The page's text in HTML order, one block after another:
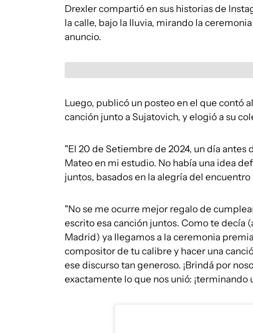
Drexler compartió en sus historias de
la calle, bajo la lluvia, mirando la
anuncio.
Luego, publicó un posteo en el que contó
canción junto a Sujatovich, y elogió a su
"El 20 de Setiembre de 2024, un día
Mateo en mi estudio. No había una idea
juntos, basados en la alegría del
"No se me ocurre mejor regalo de
escrito esa canción juntos. Como te decía
Madrid) ya llegamos a la ceremonia
compositor de tu calibre y hacer una
ese discurso tan generoso. ¡Brindá por
exactamente lo que nos unió: ¡terminando